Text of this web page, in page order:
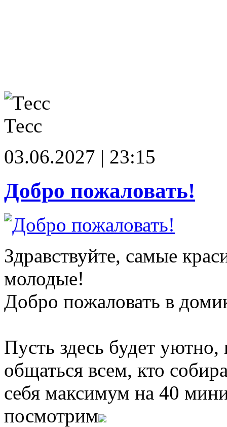
Тесс
03.06.2027 | 23:15
Добро пожаловать!
Здравствуйте, самые
молодые!
Добро пожаловать в
Пусть здесь будет
общаться всем, кто
себя максимум на 40
посмотрим